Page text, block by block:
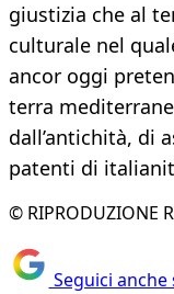
giustizia che al
culturale nel
ancor oggi
terra
dall’antichità, di
patenti di
© RIPRODUZIONE
Seguici